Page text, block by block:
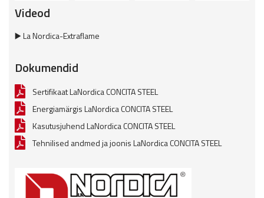
Videod
▶️ La Nordica-Extraflame
Dokumendid
Sertifikaat LaNordica CONCITA STEEL
Energiamärgis LaNordica CONCITA STEEL
Kasutusjuhend LaNordica CONCITA STEEL
Tehnilised andmed ja joonis LaNordica CONCITA STEEL